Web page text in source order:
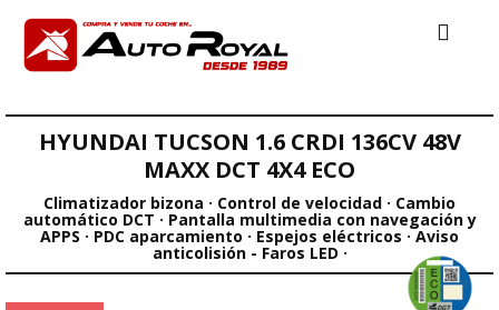
HYUNDAI TUCSON 1.6 CRDI 136CV 48V
MAXX DCT 4X4 ECO
Climatizador bizona · Control de velocidad · Cambio
automático DCT · Pantalla multimedia con navegación y
APPS · PDC aparcamiento · Espejos eléctricos · Aviso
anticolisión - Faros LED ·